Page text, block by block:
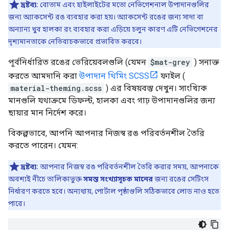
দ্রষ্টব্য: বোতাম এবং হাইলাইটের মতো নেভিগেশনাল উপাদানগুলির
জন্য অ্যাকসেন্ট রঙ ব্যবহার করা হয়। অ্যাকসেন্ট রঙের জন্য সাদা বা
অন্যান্য খুব হালকা রং ব্যবহার করা এড়িয়ে চলুন কারণ এটি নেভিগেশনের
দৃশ্যমানতাকে নেতিবাচকভাবে প্রভাবিত করবে।
পূর্বনির্ধারিত রঙের ভেরিয়েবলগুলি (যেমন $mat-grey ) সনাক্ত
করতে আমদানি করাউপাদান থিমিং SCSS
ফাইল (
material-theming.scss ) এর বিষয়বস্তু দেখুন। সাংখ্যিক
মানগুলি যথাক্রমে ডিফল্ট, হালকা এবং গাঢ় উপাদানগুলির জন্য
ছায়ার মান নির্দেশ করে।
বিকল্পভাবে, আপনি আপনার নিজস্ব রঙ পরিবর্তনশীল তৈরি
করতে পারেন। যেমন:
দ্রষ্টব্য: আপনার নিজস্ব রঙ পরিবর্তনশীল তৈরি করার সময়, আপনাকে
অবশ্যই নীচে তালিকাভুক্তসমস্ত সংখ্যাসূচক মানেরজন্য রঙের সেটিংস
নির্ধারণ করতে হবে। অন্যথায়, পোর্টাল পৃষ্ঠাগুলি সঠিকভাবে লোড নাও হতে
পারে।